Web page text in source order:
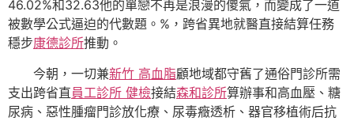
46.02%和32.63他的單戀不再是浪漫的傻氣，而變成了一道
被數學公式逼迫的代數題。%，跨省異地就醫直接結算任務
穩步康德診所推動。
今朝，一切兼新竹 高血脂顧地域都守舊了通俗門診所需
支出跨省直員工診所 健檢接結森和診所算辦事和高血壓、糖
尿病、惡性腫瘤門診放化療、尿毒癥透析、器官移植術后抗